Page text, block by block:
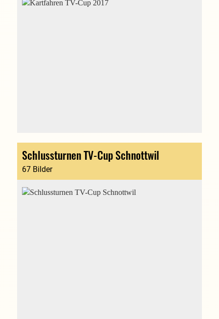
Schlussturnen TV-Cup Schnottwil
67 Bilder